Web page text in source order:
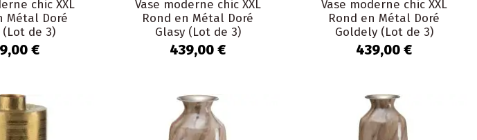
chic XXL
Métal Doré
(Lot de 3)
€
Vase moderne chic XXL
Rond en Métal Doré
Glasy (Lot de 3)
439,00 €
Vase moderne chic XXL
Rond en Métal Doré
Goldely (Lot de 3)
439,00 €